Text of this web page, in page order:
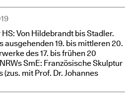
Von Hildebrandt bis Stadler.
ausgehenden 19. bis mittleren 20.
des 17. bis frühen 20
SmE: Französische Skulptur
(zus. mit Prof. Dr. Johannes